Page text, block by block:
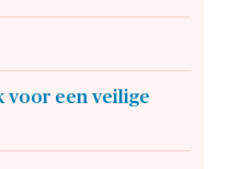
voor een veilige